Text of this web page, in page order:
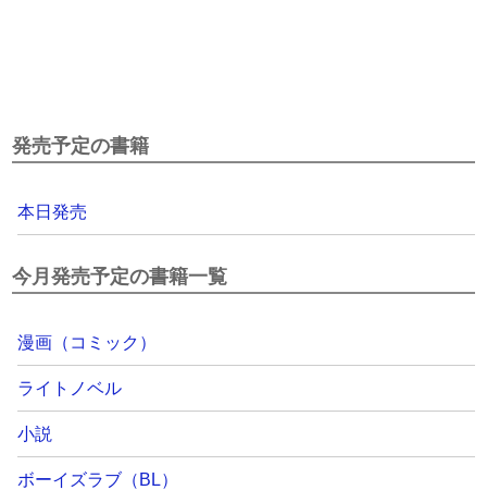
発売予定の書籍
本日発売
今月発売予定の書籍一覧
漫画（コミック）
ライトノベル
小説
ボーイズラブ（BL）